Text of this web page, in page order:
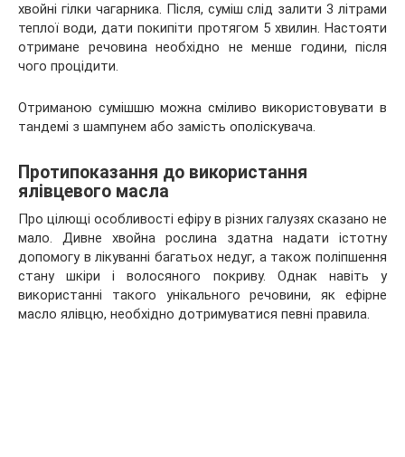
хвойні гілки чагарника. Після, суміш слід залити 3 літрами
теплої води, дати покипіти протягом 5 хвилин. Настояти
отримане речовина необхідно не менше години, після
чого процідити.
Отриманою сумішшю можна сміливо використовувати в
тандемі з шампунем або замість ополіскувача.
Протипоказання до використання
ялівцевого масла
Про цілющі особливості ефіру в різних галузях сказано не
мало. Дивне хвойна рослина здатна надати істотну
допомогу в лікуванні багатьох недуг, а також поліпшення
стану шкіри і волосяного покриву. Однак навіть у
використанні такого унікального речовини, як ефірне
масло ялівцю, необхідно дотримуватися певні правила.